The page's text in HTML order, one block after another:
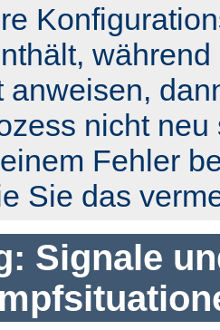
anweisen,
nicht
Fehler
Sie das
Signale